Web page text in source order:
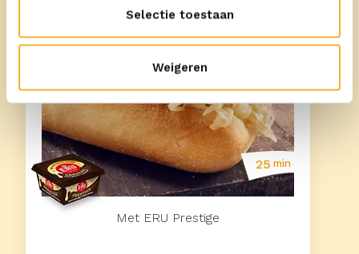
Selectie toestaan
Weigeren
25 min
Met ERU Prestige